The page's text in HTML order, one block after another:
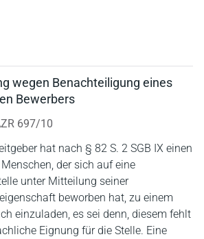
wegen Benachteiligung eines
Bewerbers
697/10
hat nach § 82 S. 2 SGB IX einen
der sich auf eine
unter Mitteilung seiner
beworben hat, zu einem
einzuladen, es sei denn, diesem fehlt
Eignung für die Stelle. Eine